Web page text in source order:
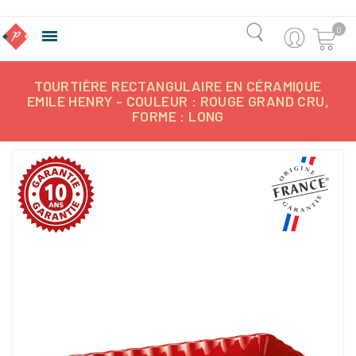
 0
TOURTIÈRE RECTANGULAIRE EN CÉRAMIQUE
EMILE HENRY - COULEUR : ROUGE GRAND CRU,
FORME : LONG